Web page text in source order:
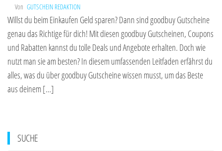
Von GUTSCHEIN REDAKTION
Willst du beim Einkaufen Geld sparen? Dann sind goodbuy Gutscheine
genau das Richtige für dich! Mit diesen goodbuy Gutscheinen, Coupons
und Rabatten kannst du tolle Deals und Angebote erhalten. Doch wie
nutzt man sie am besten? In diesem umfassenden Leitfaden erfährst du
alles, was du über goodbuy Gutscheine wissen musst, um das Beste
aus deinem […]
SUCHE